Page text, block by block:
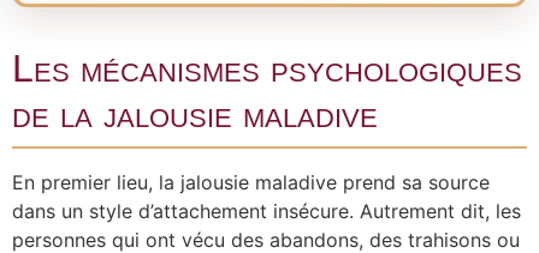
Les mécanismes psychologiques
de la jalousie maladive
En premier lieu, la jalousie maladive prend sa source
dans un style d’attachement insécure. Autrement dit, les
personnes qui ont vécu des abandons, des trahisons ou